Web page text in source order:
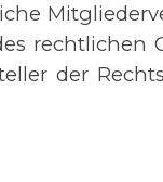
rechtlichen
der